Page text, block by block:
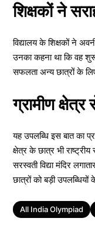
शिक्षकों ने
विद्यालय के शिक्षकों ने
उनका कहना था कि वह
सफलता अन्य छात्रों के
ग्रामीण
यह उपलब्धि इस बात का
क्षेत्र के छात्र भी
सरस्वती विद्या मंदिर
छात्रों को बड़ी
Tags
All India Olympiad